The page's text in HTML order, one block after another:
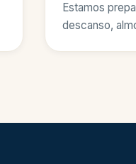
Estamos
descanso,